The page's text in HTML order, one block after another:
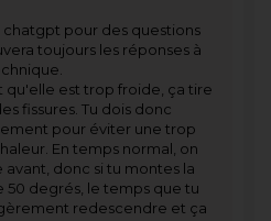
pour des questions
toujours les réponses à
qu'elle est trop froide, ça tire
fissures. Tu dois donc
pour éviter une trop
En temps normal, on
donc si tu montes la
degrés, le temps que tu
redescendre et ça